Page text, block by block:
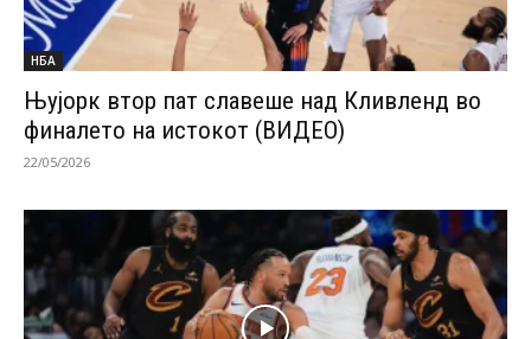
НБА
Њујорк втор пат славеше над Кливленд во
финалето на истокот (ВИДЕО)
22/05/2026